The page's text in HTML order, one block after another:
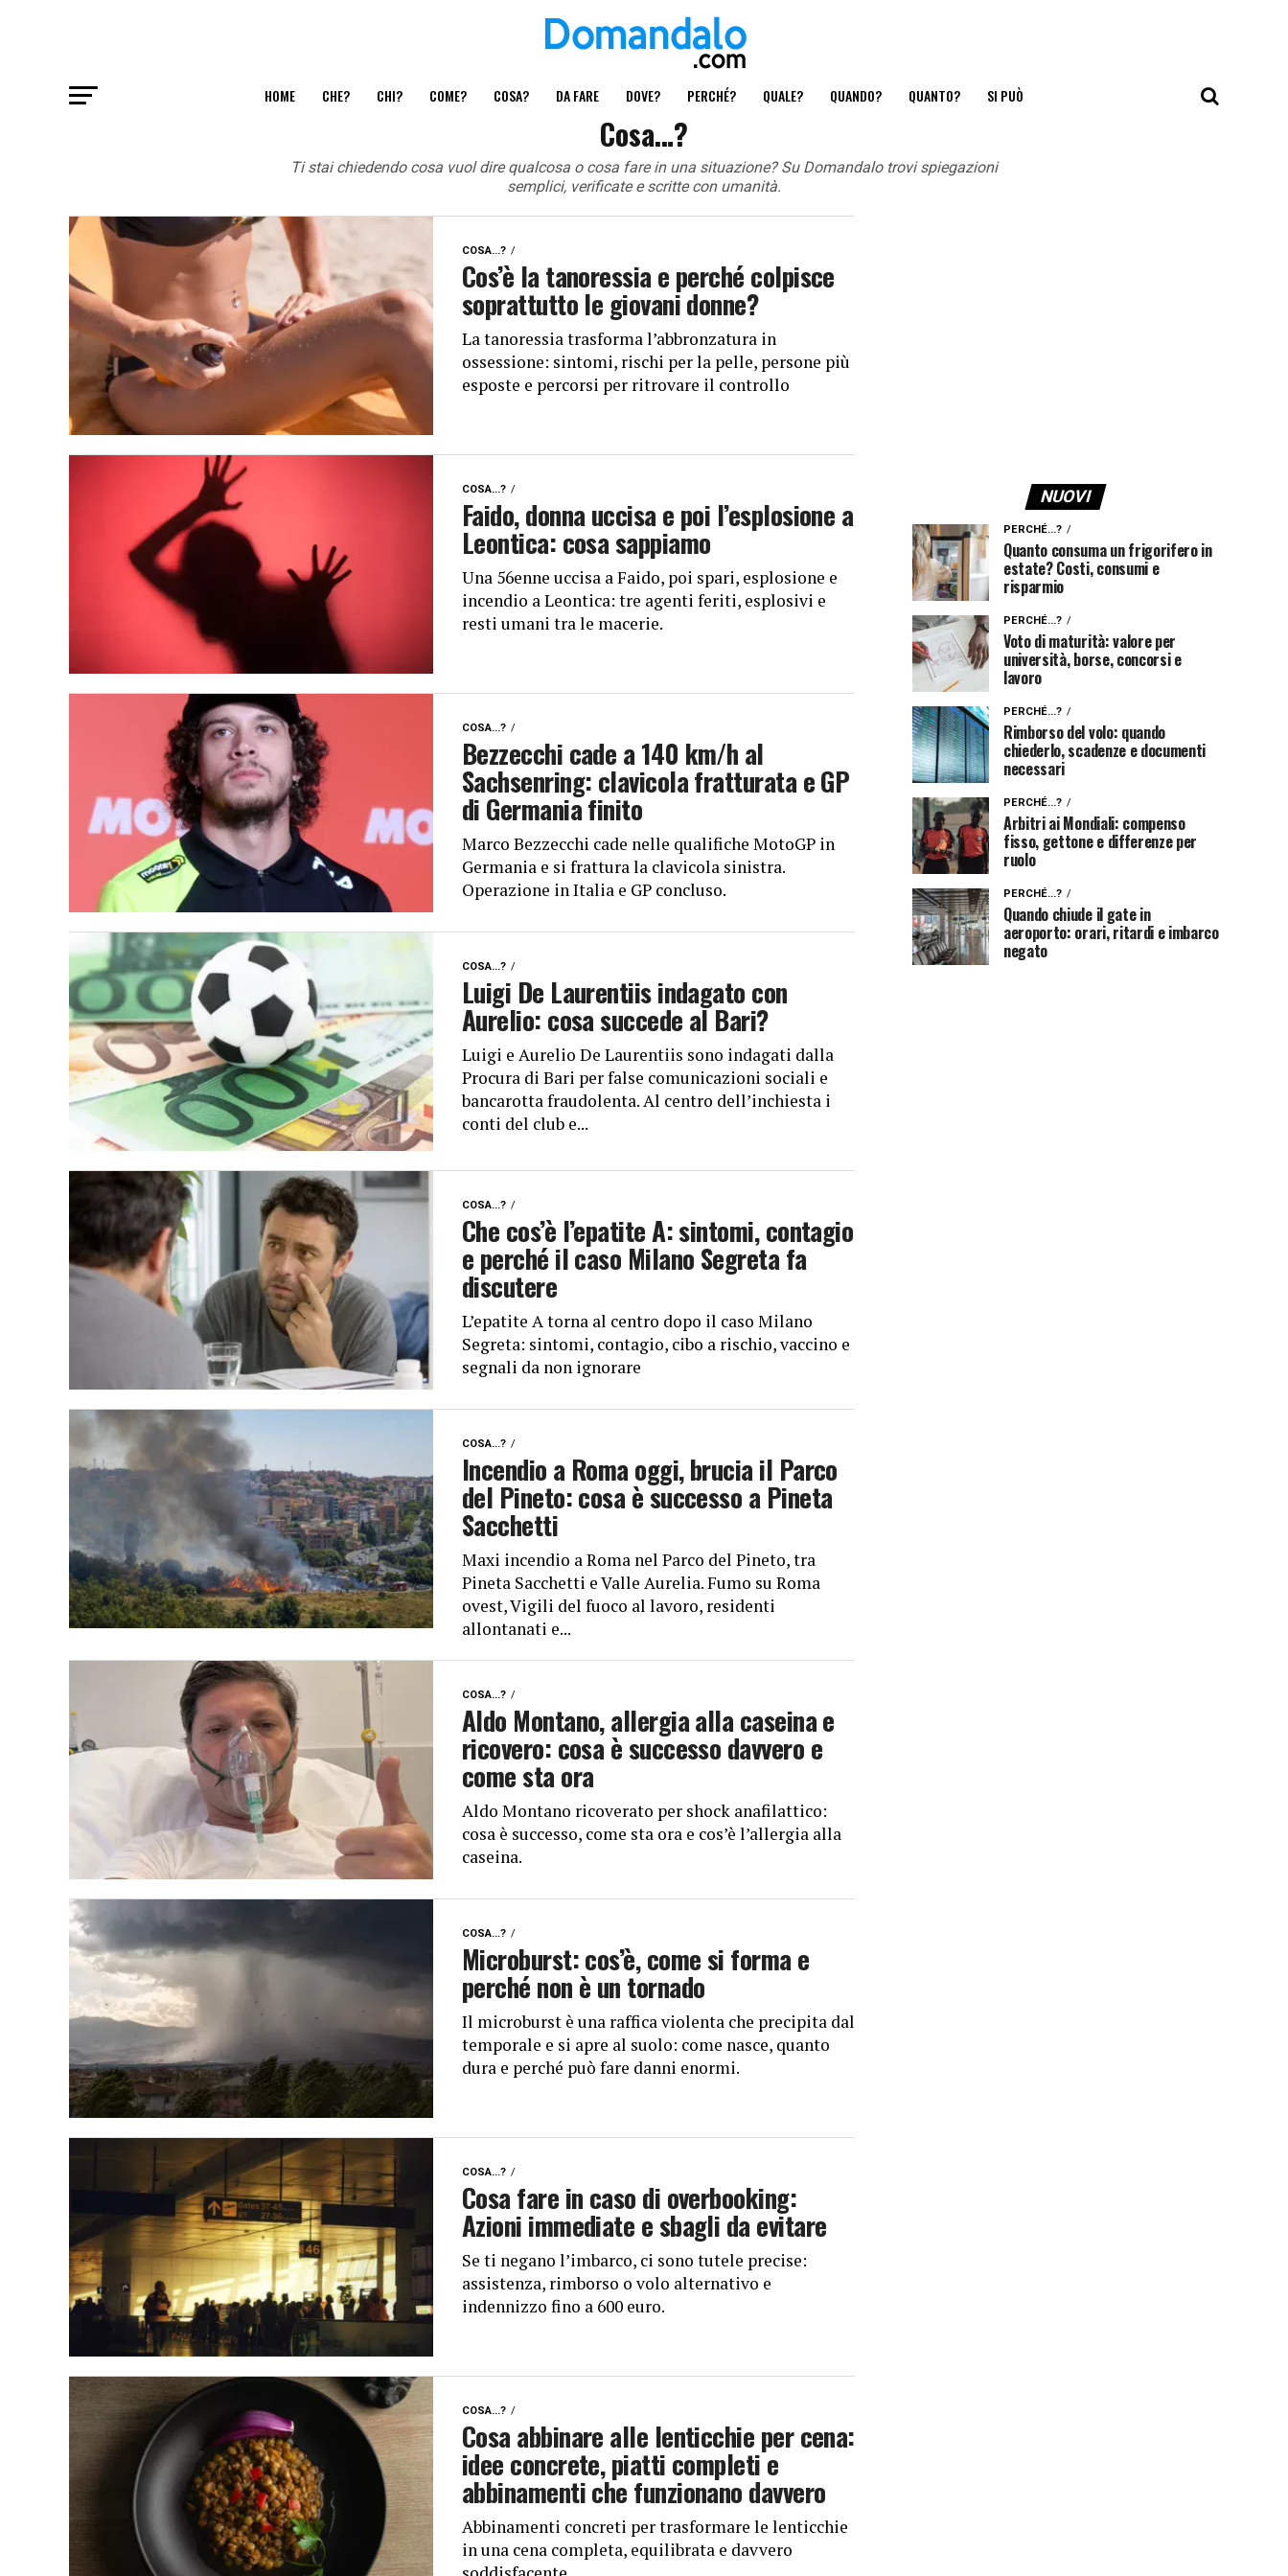
HOME CHE? CHI? COME? COSA? DA FARE DOVE? PERCHÉ? QUALE? QUANDO? QUANTO? SI PUÒ
Cosa…?
Ti stai chiedendo cosa vuol dire qualcosa o cosa fare in una situazione? Su Domandalo trovi spiegazioni
semplici, verificate e scritte con umanità.
COSA...?
Cos’è la tanoressia e perché colpisce
soprattutto le giovani donne?
La tanoressia trasforma l’abbronzatura in
ossessione: sintomi, rischi per la pelle, persone più
esposte e percorsi per ritrovare il controllo
COSA...?
Faido, donna uccisa e poi l’esplosione a
Leontica: cosa sappiamo
Una 56enne uccisa a Faido, poi spari, esplosione e
incendio a Leontica: tre agenti feriti, esplosivi e
resti umani tra le macerie.
COSA...?
Bezzecchi cade a 140 km/h al
Sachsenring: clavicola fratturata e GP
di Germania finito
Marco Bezzecchi cade nelle qualifiche MotoGP in
Germania e si frattura la clavicola sinistra.
Operazione in Italia e GP concluso.
COSA...?
Luigi De Laurentiis indagato con
Aurelio: cosa succede al Bari?
Luigi e Aurelio De Laurentiis sono indagati dalla
Procura di Bari per false comunicazioni sociali e
bancarotta fraudolenta. Al centro dell’inchiesta i
conti del club e...
COSA...?
Che cos’è l’epatite A: sintomi, contagio
e perché il caso Milano Segreta fa
discutere
L’epatite A torna al centro dopo il caso Milano
Segreta: sintomi, contagio, cibo a rischio, vaccino e
segnali da non ignorare
COSA...?
Incendio a Roma oggi, brucia il Parco
del Pineto: cosa è successo a Pineta
Sacchetti
Maxi incendio a Roma nel Parco del Pineto, tra
Pineta Sacchetti e Valle Aurelia. Fumo su Roma
ovest, Vigili del fuoco al lavoro, residenti
allontanati e...
COSA...?
Aldo Montano, allergia alla caseina e
ricovero: cosa è successo davvero e
come sta ora
Aldo Montano ricoverato per shock anafilattico:
cosa è successo, come sta ora e cos’è l’allergia alla
caseina.
COSA...?
Microburst: cos’è, come si forma e
perché non è un tornado
Il microburst è una raffica violenta che precipita dal
temporale e si apre al suolo: come nasce, quanto
dura e perché può fare danni enormi.
COSA...?
Cosa fare in caso di overbooking:
Azioni immediate e sbagli da evitare
Se ti negano l’imbarco, ci sono tutele precise:
assistenza, rimborso o volo alternativo e
indennizzo fino a 600 euro.
COSA...?
Cosa abbinare alle lenticchie per cena:
idee concrete, piatti completi e
abbinamenti che funzionano davvero
Abbinamenti concreti per trasformare le lenticchie
in una cena completa, equilibrata e davvero
NUOVI
PERCHÉ...?
Quanto consuma un frigorifero in
estate? Costi, consumi e
risparmio
PERCHÉ...?
Voto di maturità: valore per
università, borse, concorsi e
lavoro
PERCHÉ...?
Rimborso del volo: quando
chiederlo, scadenze e documenti
necessari
PERCHÉ...?
Arbitri ai Mondiali: compenso
fisso, gettone e differenze per
ruolo
PERCHÉ...?
Quando chiude il gate in
aeroporto: orari, ritardi e imbarco
negato